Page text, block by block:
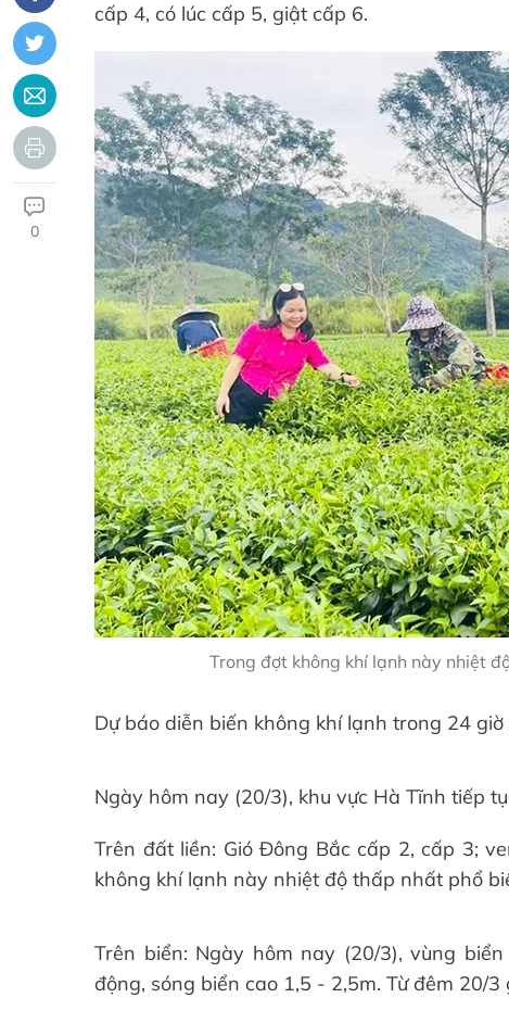
0
cấp 4, có lúc cấp 5, giật cấp 6.
Trong đợt không khí lạnh này nhiệt
Dự báo diễn biến không khí lạnh trong 24 giờ
Ngày hôm nay (20/3), khu vực Hà Tĩnh tiếp
Trên đất liền: Gió Đông Bắc cấp 2, cấp 3;
không khí lạnh này nhiệt độ thấp nhất phổ
Trên biển: Ngày hôm nay (20/3), vùng
động, sóng biển cao 1,5 - 2,5m. Từ đêm 20/3